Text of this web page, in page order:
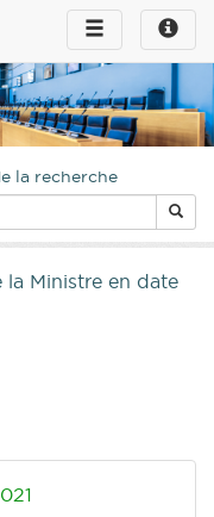
Toggle
infos
Toggle
navigation
la recherche
Ministre en date